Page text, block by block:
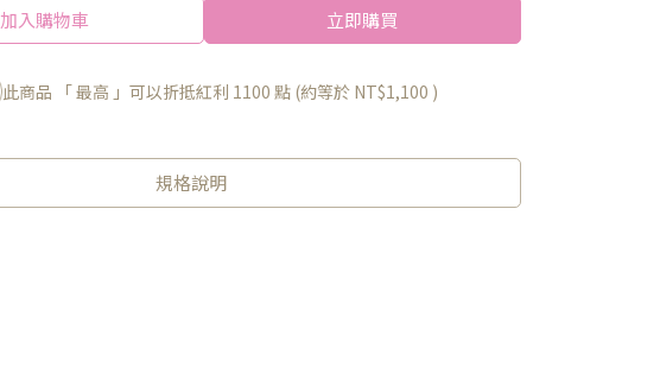
加入購物車 立即購買
此商品 「 最高 」可以折抵紅利 1100 點 (約等於 NT$1,100 )
規格說明